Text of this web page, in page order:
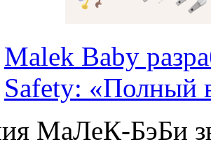
Malek Baby
Safety: «Полный
МаЛеК-БэБи